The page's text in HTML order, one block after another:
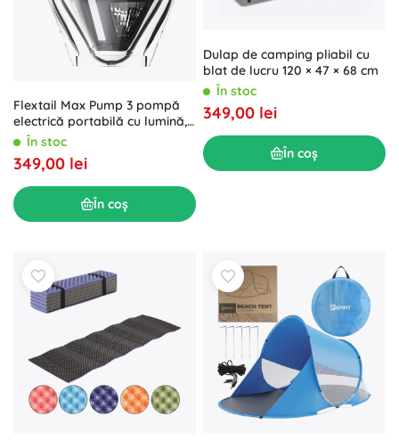
Flextail Max Pump 3 pompă
electrică portabilă cu lumină,
neagră
În stoc
349,00 lei
În coș
Dulap de camping pliabil cu
blat de lucru 120 × 47 × 68 cm
În stoc
349,00 lei
În coș